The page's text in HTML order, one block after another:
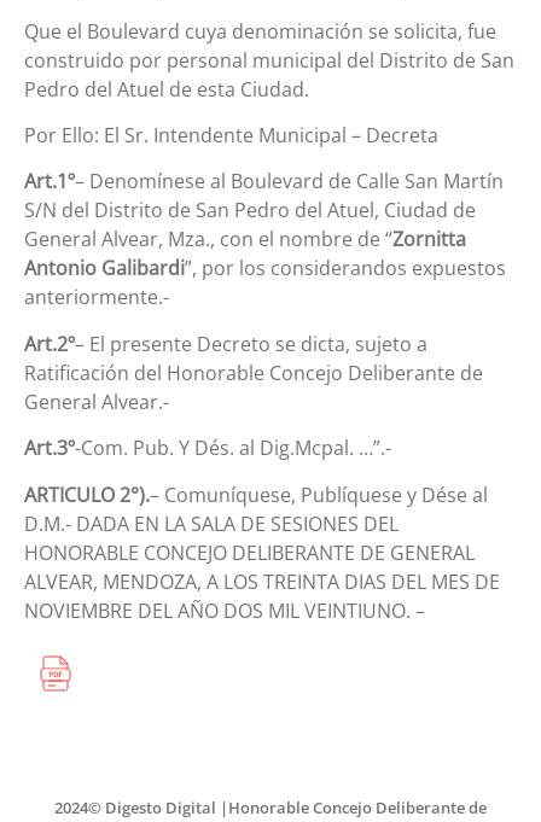
Que el Boulevard cuya denominación se solicita, fue
construido por personal municipal del Distrito de San
Pedro del Atuel de esta Ciudad.
Por Ello: El Sr. Intendente Municipal – Decreta
Art.1º– Denomínese al Boulevard de Calle San Martín
S/N del Distrito de San Pedro del Atuel, Ciudad de
General Alvear, Mza., con el nombre de “Zornitta
Antonio Galibardi”, por los considerandos expuestos
anteriormente.-
Art.2º– El presente Decreto se dicta, sujeto a
Ratificación del Honorable Concejo Deliberante de
General Alvear.-
Art.3º-Com. Pub. Y Dés. al Dig.Mcpal. …”.-
ARTICULO 2°).– Comuníquese, Publíquese y Dése al
D.M.- DADA EN LA SALA DE SESIONES DEL
HONORABLE CONCEJO DELIBERANTE DE GENERAL
ALVEAR, MENDOZA, A LOS TREINTA DIAS DEL MES DE
NOVIEMBRE DEL AÑO DOS MIL VEINTIUNO. –
2024© Digesto Digital |Honorable Concejo Deliberante de